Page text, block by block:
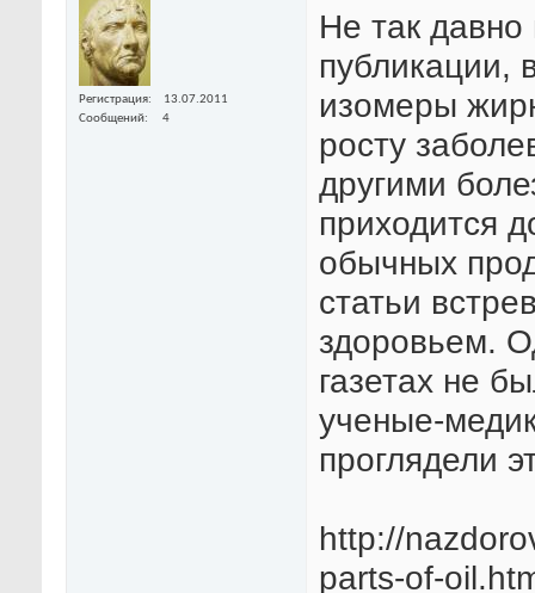
Регистрация
13.07.2011
Сообщений
4
Не так давно
публикации,
изомеры
росту
другими
приходится
обычных
статьи
здоровьем.
газетах не
ученые-
проглядели
http://
parts-of-